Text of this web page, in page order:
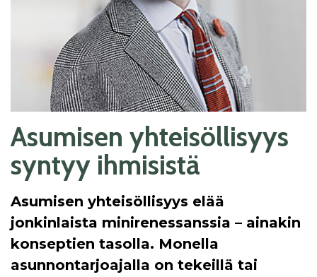
Asumisen yhteisöllisyys
syntyy ihmisistä
Asumisen yhteisöllisyys elää
jonkinlaista minirenessanssia – ainakin
konseptien tasolla. Monella
asunnontarjoajalla on tekeillä tai